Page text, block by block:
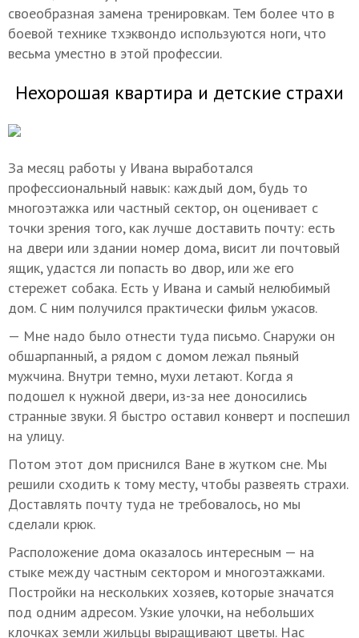
своеобразная замена тренировкам. Тем более что в
боевой технике тхэквондо используются ноги, что
весьма уместно в этой профессии.
Нехорошая квартира и детские страхи
За месяц работы у Ивана выработался
профессиональный навык: каждый дом, будь то
многоэтажка или частный сектор, он оценивает с
точки зрения того, как лучше доставить почту: есть
на двери или здании номер дома, висит ли почтовый
ящик, удастся ли попасть во двор, или же его
стережет собака. Есть у Ивана и самый нелюбимый
дом. С ним получился практически фильм ужасов.
— Мне надо было отнести туда письмо. Снаружи он
обшарпанный, а рядом с домом лежал пьяный
мужчина. Внутри темно, мухи летают. Когда я
подошел к нужной двери, из-за нее доносились
странные звуки. Я быстро оставил конверт и поспешил
на улицу.
Потом этот дом приснился Ване в жутком сне. Мы
решили сходить к тому месту, чтобы развеять страхи.
Доставлять почту туда не требовалось, но мы
сделали крюк.
Расположение дома оказалось интересным — на
стыке между частным сектором и многоэтажками.
Постройки на нескольких хозяев, которые значатся
под одним адресом. Узкие улочки, на небольших
клочках земли жильцы выращивают цветы. Нас